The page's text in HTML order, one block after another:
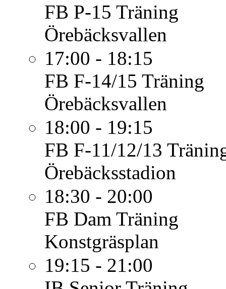
FB P-15 Träning
Örebäcksvallen
17:00 - 18:15
FB F-14/15 Träning
Örebäcksvallen
18:00 - 19:15
FB F-11/12/13
Örebäcksstadion
18:30 - 20:00
FB Dam Träning
Konstgräsplan
19:15 - 21:00